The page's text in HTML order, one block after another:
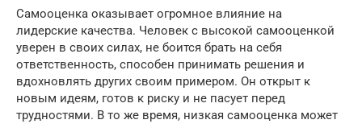
Самооценка оказывает огромное влияние на
лидерские качества. Человек с высокой самооценкой
уверен в своих силах, не боится брать на себя
ответственность, способен принимать решения и
вдохновлять других своим примером. Он открыт к
новым идеям, готов к риску и не пасует перед
трудностями. В то же время, низкая самооценка может